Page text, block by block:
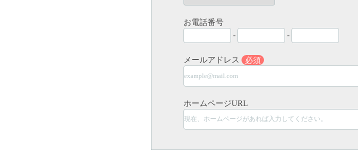
お電話番号
-
-
メールアドレス 必須
ホームページURL